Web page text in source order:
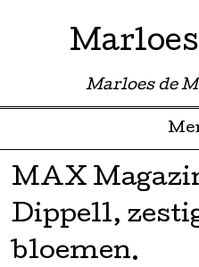
Marloes de
Skip to content
MAX
Dippell,
bloemen.